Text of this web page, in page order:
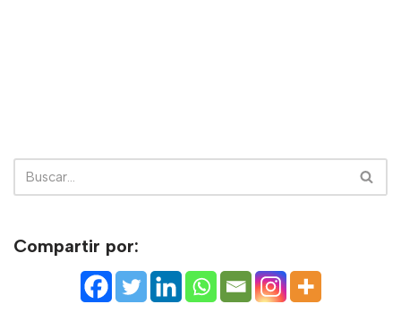
Compartir por: